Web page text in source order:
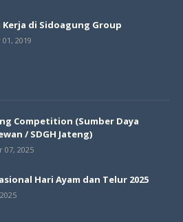
di Sidoagung Group
2019
Competition (Sumber Daya
/ SDGH Jateng)
07, 2025
Hari Ayam dan Telur 2025